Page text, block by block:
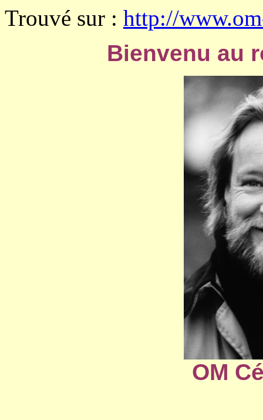
Trouvé sur : http://
Bienvenu au
OM